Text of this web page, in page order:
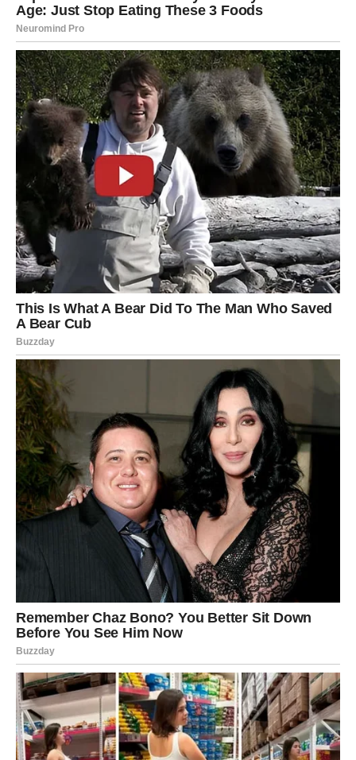
Rakovima dolazi iskreno priznanje od bivšeg partnera.
Reči koje budete čuli doneće vam veliko emotivno
olakšanje i pomoći da mnogo jasnije sagledate prošlost.
Bez obzira na konačan ishod, osetićete da ste zatvorili
jedno važno poglavlje.
Lav
Lavovima se javlja osoba koja je tek posle rastanka
shvatila koliko ste joj značili. Njena želja da obnovi
kontakt biće iskrena, ali će odluka o nastavku priče biti
isključivo na vama.
Ako procenite da su se okolnosti promenile, moguć je
sasvim novi početak.
Devica
Device će dobiti poruku koja će ih iskreno iznenaditi.
Bivši partner želi da prizna da je mnogo puta razmišljao o
tome da vam se obrati, ali nije imao dovoljno hrabrosti.
Važno je da slušate svoje srce i da ne donosite odluke
pod uticajem tuđih očekivanja.
Vaga
Vagama dolazi susret koji će probuditi emocije za koje su
verovale da su ostale u prošlosti. Jedan razgovor mogao
bi razjasniti sve ono što je dugo ostalo nedorečeno.
Ako ste slobodni, nije isključeno da upravo ovaj susret
otvori vrata novom početku.